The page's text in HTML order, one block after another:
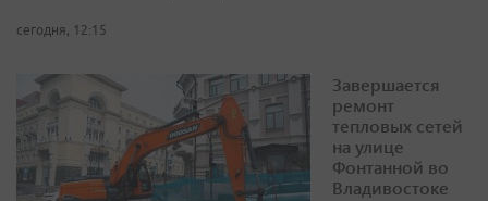
сегодня, 12:15
Завершается
ремонт
тепловых сетей
на улице
Фонтанной во
Владивостоке